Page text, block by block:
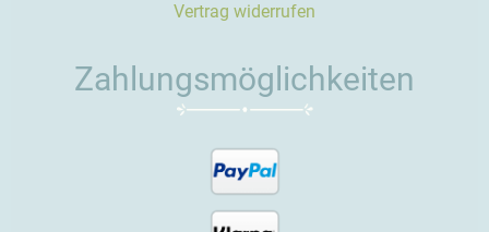
Vertrag widerrufen
Zahlungsmöglichkeiten